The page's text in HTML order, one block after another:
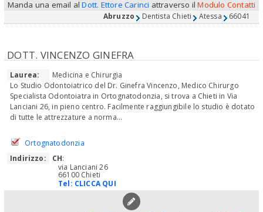
Manda una email alDott. Ettore Carinci attraverso ilModulo Contatti
Abruzzo Dentista Chieti Atessa 66041
DOTT. VINCENZO GINEFRA
Laurea:
Medicina e Chirurgia
Lo Studio Odontoiatrico del Dr. Ginefra Vincenzo, Medico Chirurgo
Specialista Odontoiatra in Ortognatodonzia, si trova a Chieti in Via
Lanciani 26, in pieno centro. Facilmente raggiungibile lo studio è dotato
di tutte le attrezzature a norma...
Ortognatodonzia
Indirizzo:
CH:
via Lanciani 26
66100 Chieti
Tel: CLICCA QUI